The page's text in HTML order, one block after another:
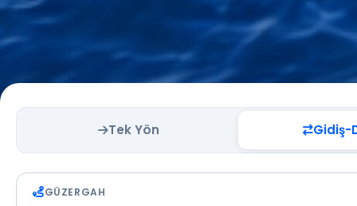
Tek Yön Gidiş-
GÜZERGAH